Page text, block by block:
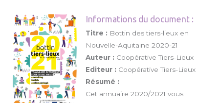
Informations du document :
Titre : Bottin des tiers-lieux en
Nouvelle-Aquitaine 2020-21
Auteur : Coopérative Tiers-Lieux
Editeur : Coopérative Tiers-Lieux
Résumé :
Cet annuaire 2020/2021 vous